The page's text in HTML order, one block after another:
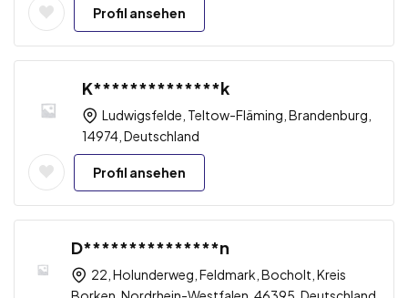
Profil ansehen
K**************k
Ludwigsfelde, Teltow-Fläming, Brandenburg,
14974, Deutschland
Profil ansehen
D***************n
22, Holunderweg, Feldmark, Bocholt, Kreis